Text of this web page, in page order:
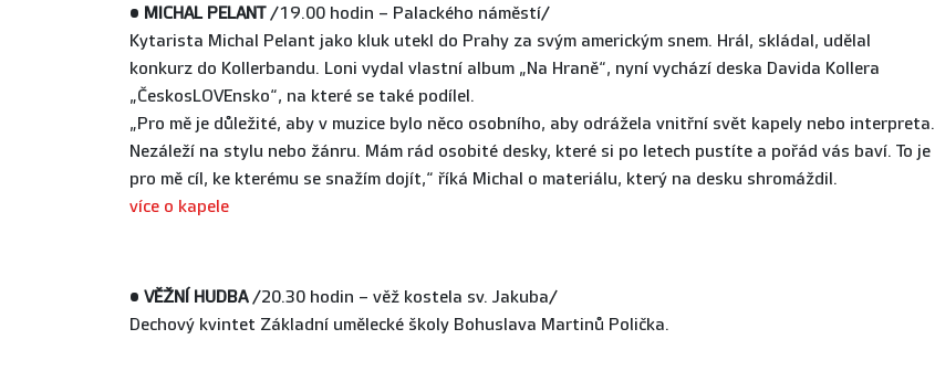
• MICHAL PELANT/19.00 hodin – Palackého náměstí/
Kytarista Michal Pelant jako kluk utekl do Prahy za svým americkým snem. Hrál, skládal, udělal
konkurz do Kollerbandu. Loni vydal vlastní album „Na Hraně“, nyní vychází deska Davida Kollera
„ČeskosLOVEnsko“, na které se také podílel.
„Pro mě je důležité, aby v muzice bylo něco osobního, aby odrážela vnitřní svět kapely nebo interpreta.
Nezáleží na stylu nebo žánru. Mám rád osobité desky, které si po letech pustíte a pořád vás baví. To je
pro mě cíl, ke kterému se snažím dojít,“ říká Michal o materiálu, který na desku shromáždil.
více o kapele
• VĚŽNÍ HUDBA/20.30 hodin – věž kostela sv. Jakuba/
Dechový kvintet Základní umělecké školy Bohuslava Martinů Polička.